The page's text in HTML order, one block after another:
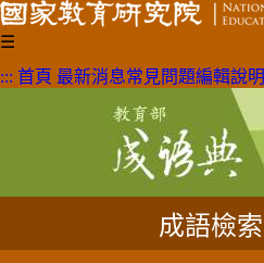
☰
::: 首頁 最新消息常見問題編輯說明
成語檢索